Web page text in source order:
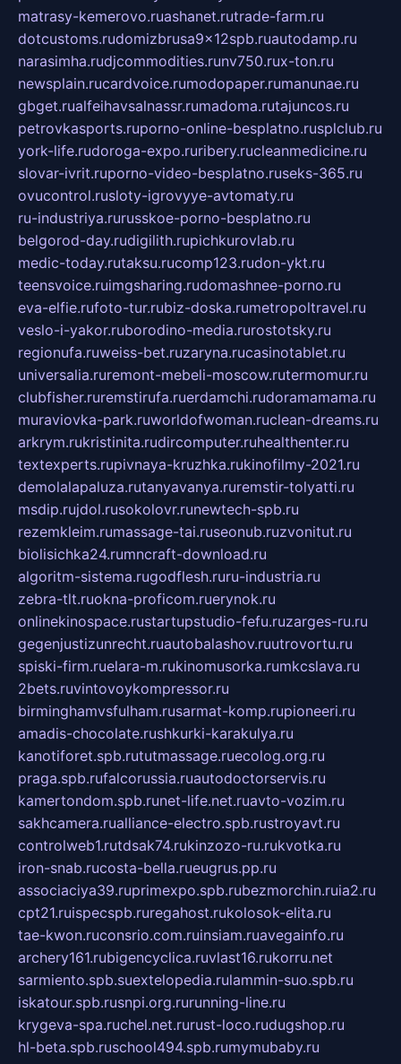
matrasy-kemerovo.ruashanet.rutrade-farm.ru
dotcustoms.rudomizbrusa9x12spb.ruautodamp.ru
narasimha.rudjcommodities.runv750.rux-ton.ru
newsplain.rucardvoice.rumodopaper.rumanunae.ru
gbget.rualfeihavsalnassr.rumadoma.rutajuncos.ru
petrovkasports.ruporno-online-besplatno.rusplclub.ru
york-life.rudoroga-expo.ruribery.rucleanmedicine.ru
slovar-ivrit.ruporno-video-besplatno.ruseks-365.ru
ovucontrol.rusloty-igrovyye-avtomaty.ru
ru-industriya.rurusskoe-porno-besplatno.ru
belgorod-day.rudigilith.rupichkurovlab.ru
medic-today.rutaksu.rucomp123.rudon-ykt.ru
teensvoice.ruimgsharing.rudomashnee-porno.ru
eva-elfie.rufoto-tur.rubiz-doska.rumetropoltravel.ru
veslo-i-yakor.ruborodino-media.rurostotsky.ru
regionufa.ruweiss-bet.ruzaryna.rucasinotablet.ru
universalia.ruremont-mebeli-moscow.rutermomur.ru
clubfisher.ruremstirufa.ruerdamchi.rudoramamama.ru
muraviovka-park.ruworldofwoman.ruclean-dreams.ru
arkrym.rukristinita.rudircomputer.ruhealthenter.ru
textexperts.rupivnaya-kruzhka.rukinofilmy-2021.ru
demolalapaluza.rutanyavanya.ruremstir-tolyatti.ru
msdip.rujdol.rusokolovr.runewtech-spb.ru
rezemkleim.rumassage-tai.ruseonub.ruzvonitut.ru
biolisichka24.rumncraft-download.ru
algoritm-sistema.rugodflesh.ruru-industria.ru
zebra-tlt.ruokna-proficom.ruerynok.ru
onlinekinospace.rustartupstudio-fefu.ruzarges-ru.ru
gegenjustizunrecht.ruautobalashov.ruutrovortu.ru
spiski-firm.ruelara-m.rukinomusorka.rumkcslava.ru
2bets.ruvintovoykompressor.ru
birminghamvsfulham.rusarmat-komp.rupioneeri.ru
amadis-chocolate.rushkurki-karakulya.ru
kanotiforet.spb.rututmassage.ruecolog.org.ru
praga.spb.rufalcorussia.ruautodoctorservis.ru
kamertondom.spb.runet-life.net.ruavto-vozim.ru
sakhcamera.rualliance-electro.spb.rustroyavt.ru
controlweb1.rutdsak74.rukinzozo-ru.rukvotka.ru
iron-snab.rucosta-bella.rueugrus.pp.ru
associaciya39.ruprimexpo.spb.rubezmorchin.ruia2.ru
cpt21.ruispecspb.ruregahost.rukolosok-elita.ru
tae-kwon.ruconsrio.com.ruinsiam.ruavegainfo.ru
archery161.rubigencyclica.ruvlast16.rukorru.net
sarmiento.spb.suextelopedia.rulammin-suo.spb.ru
iskatour.spb.rusnpi.org.rurunning-line.ru
krygeva-spa.ruchel.net.rurust-loco.rudugshop.ru
hl-beta.spb.ruschool494.spb.rumymubaby.ru